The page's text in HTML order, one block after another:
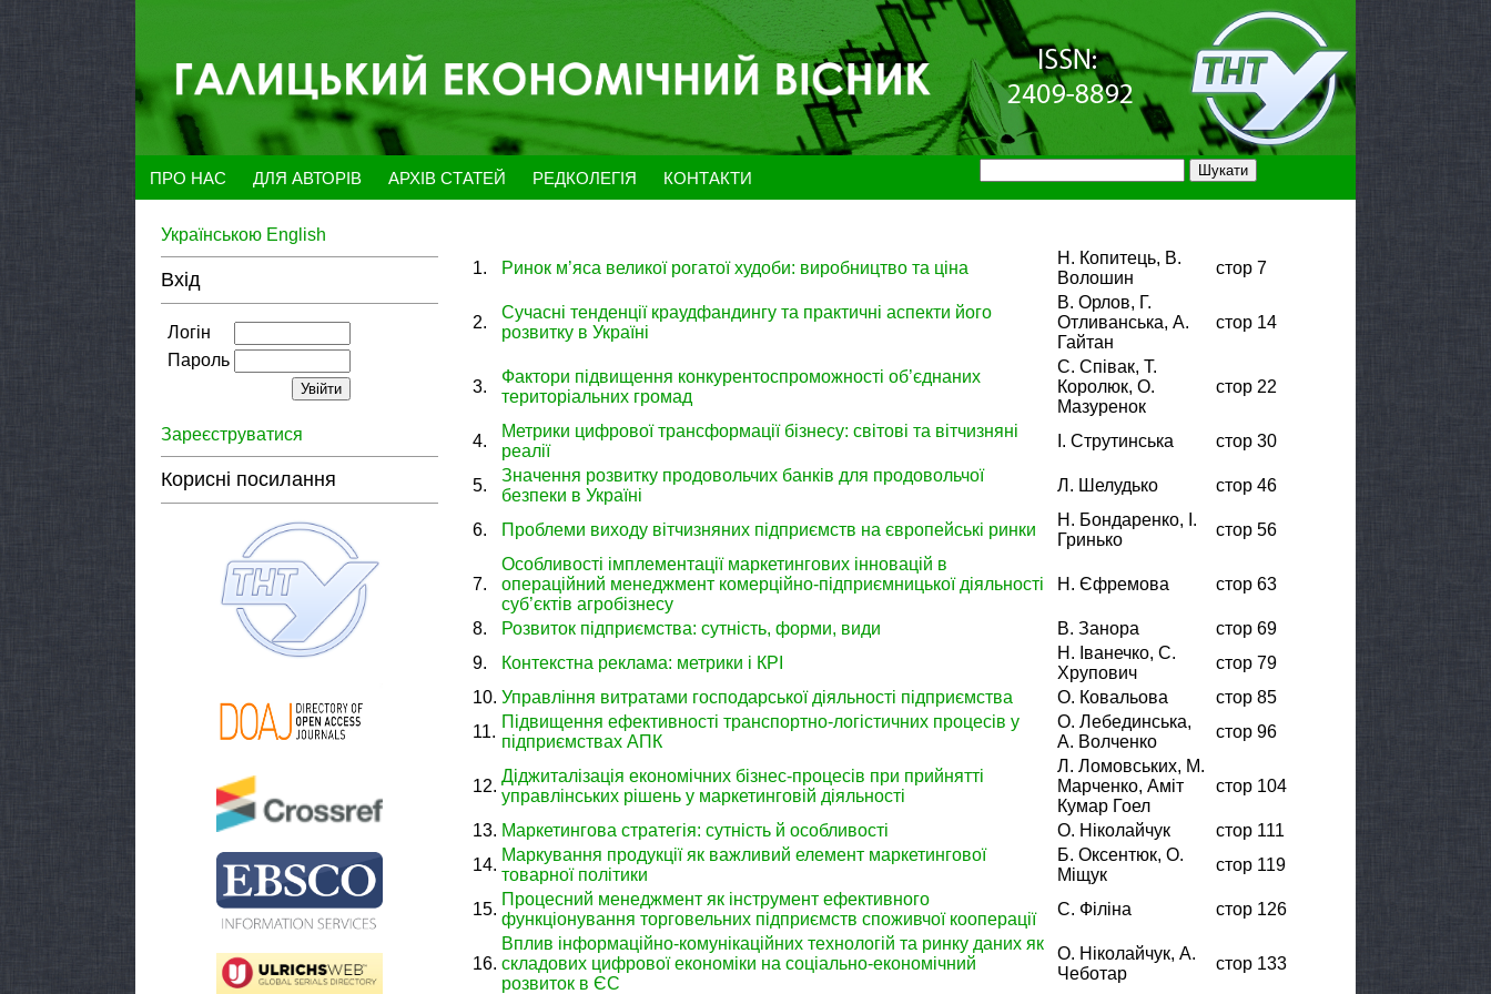
ПРО НАС ДЛЯ АВТОРІВ АРХІВ СТАТЕЙ РЕДКОЛЕГІЯ КОНТАКТИ
Українською English
Вхід
Логін
Пароль
Зареєструватися
Корисні посилання
1. Ринок м’яса великої рогатої худоби: виробництво та ціна
Н. Копитець, В.
Волошин
стор 7
2.
Сучасні тенденції краудфандингу та практичні аспекти його
розвитку в Україні
В. Орлов, Г.
Отливанська, А.
Гайтан
стор 14
3.
Фактори підвищення конкурентоспроможності об’єднаних
територіальних громад
С. Співак, Т.
Королюк, О.
Мазуренок
стор 22
4.
Метрики цифрової трансформації бізнесу: світові та вітчизняні
реалії
І. Струтинська стор 30
5.
Значення розвитку продовольчих банків для продовольчої
безпеки в Україні
Л. Шелудько стор 46
6. Проблеми виходу вітчизняних підприємств на європейські ринки
Н. Бондаренко, І.
Гринько
стор 56
7.
Особливості імплементації маркетингових інновацій в
операційний менеджмент комерційно-підприємницької діяльності
суб’єктів агробізнесу
Н. Єфремова стор 63
8. Розвиток підприємства: сутність, форми, види В. Занора
стор 69
9.
Контекстна реклама: метрики і КРІ
Н. Іванечко, С.
Хрупович
стор 79
10. Управління витратами господарської діяльності підприємства О. Ковальова
стор 85
11.
Підвищення ефективності транспортно-логістичних процесів у
підприємствах АПК
О. Лебединська,
А. Волченко
стор 96
12.
Діджиталізація економічних бізнес-процесів при прийнятті
управлінських рішень у маркетинговій діяльності
Л. Ломовських, М.
Марченко, Аміт
Кумар Гоел
стор 104
13. Маркетингова стратегія: сутність й особливості О. Ніколайчук
стор 111
14.
Маркування продукції як важливий елемент маркетингової
товарної політики
Б. Оксентюк, О.
Міщук
стор 119
15.
Процесний менеджмент як інструмент ефективного
функціонування торговельних підприємств споживчої кооперації
С. Філіна стор 126
16.
Вплив інформаційно-комунікаційних технологій та ринку даних як
складових цифрової економіки на соціально-економічний
розвиток в ЄС
О. Ніколайчук, А.
Чеботар
стор 133